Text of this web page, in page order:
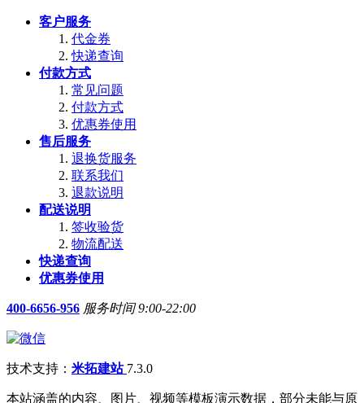
客户服务
代金券
快递查询
付款方式
常见问题
付款方式
优惠券使用
售后服务
退换货服务
联系我们
退款说明
配送说明
签收验货
物流配送
快递查询
优惠券使用
400-6656-956 服务时间 9:00-22:00
技术支持： 米拓建站 7.3.0
本站涵盖的内容、图片、视频等模板演示数据，部分未能与原